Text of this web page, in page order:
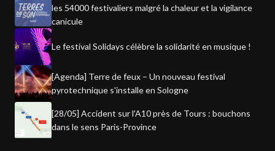
les 54000 festivaliers malgré la chaleur et la vigilance
canicule
Le festival Solidays célèbre la solidarité en musique !
[Agenda] Terre de feux – Un nouveau festival
pyrotechnique s'installe en Sologne
[28/05] Accident sur l'A10 près de Tours : bouchons
dans le sens Paris-Province